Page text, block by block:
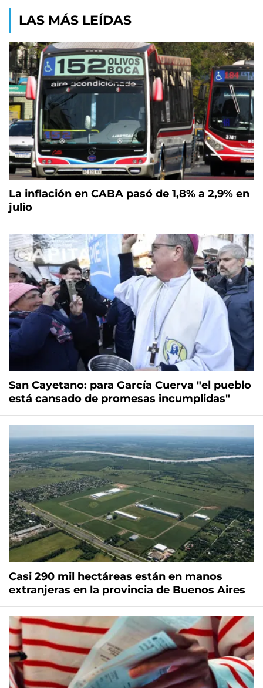
LAS MÁS LEÍDAS
La inflación en CABA pasó de 1,8% a 2,9% en
julio
San Cayetano: para García Cuerva "el pueblo
está cansado de promesas incumplidas"
Casi 290 mil hectáreas están en manos
extranjeras en la provincia de Buenos Aires